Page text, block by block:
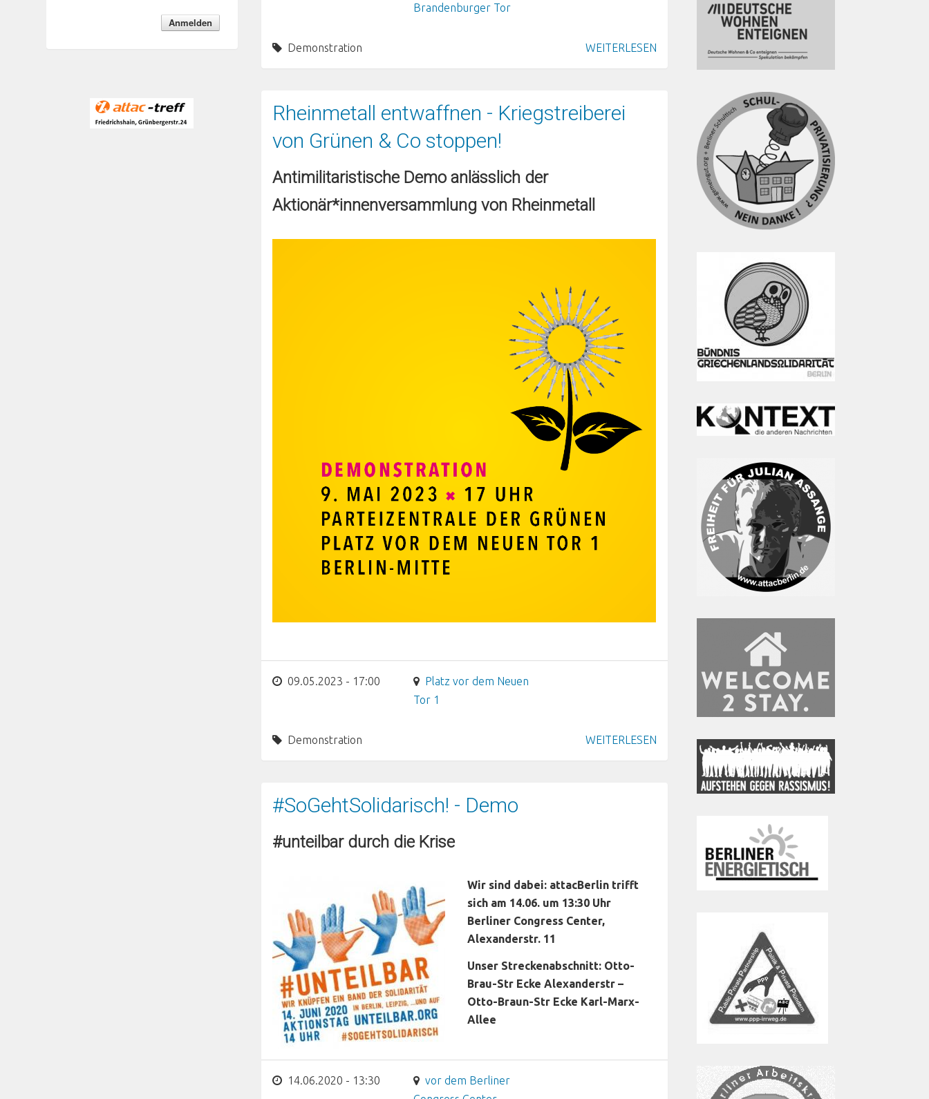
Brandenburger Tor
Demonstration WEITERLESEN
Rheinmetall entwaffnen - Kriegstreiberei
von Grünen & Co stoppen!
Antimilitaristische Demo anlässlich der
Aktionär*innenversammlung von Rheinmetall
09.05.2023 - 17:00
Platz vor dem Neuen
Tor 1
Demonstration WEITERLESEN
#SoGehtSolidarisch! - Demo
#unteilbar durch die Krise
Wir sind dabei: attacBerlin trifft
sich am 14.06. um 13:30 Uhr
Berliner Congress Center,
Alexanderstr. 11
Unser Streckenabschnitt: Otto-
Brau-Str Ecke Alexanderstr –
Otto-Braun-Str Ecke Karl-Marx-
Allee
14.06.2020 - 13:30
vor dem Berliner